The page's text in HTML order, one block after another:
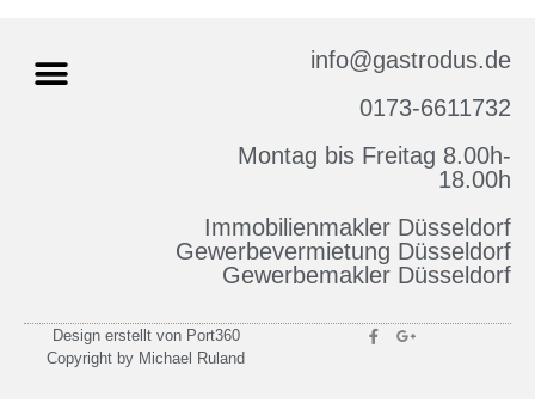
info@gastrodus.de
0173-6611732
Montag bis Freitag 8.00h-
18.00h
Immobilienmakler Düsseldorf
Gewerbevermietung Düsseldorf
Gewerbemakler Düsseldorf
Design erstellt von Port360
Copyright by Michael Ruland